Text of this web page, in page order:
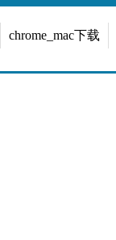
chrome_mac下载